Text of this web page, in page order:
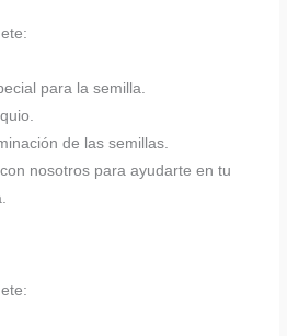
para la semilla.
de las semillas.
nosotros para ayudarte en tu